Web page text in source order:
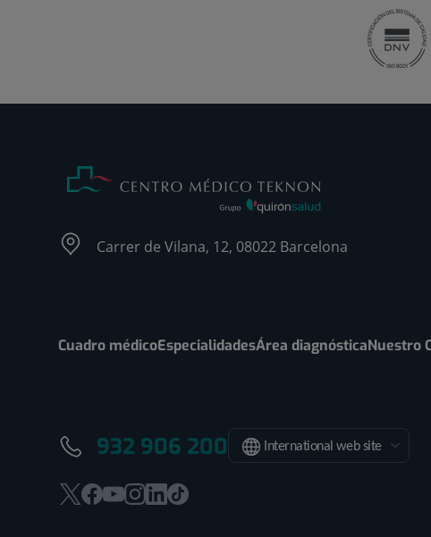
Carrer de Vilana, 12, 08022 Barcelona
Cuadro médicoEspecialidadesÁrea diagnósticaNuestro
932 906 200 International web site